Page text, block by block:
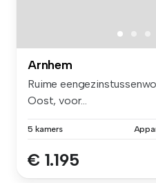
Arnhem
Ruime
Oost, voor...
5 kamers
€ 1.195